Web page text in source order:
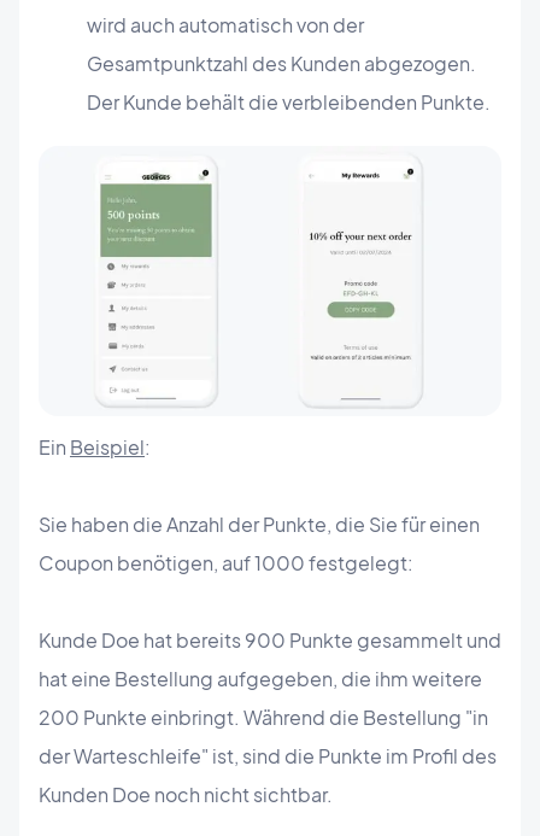
wird auch automatisch von der
Gesamtpunktzahl des Kunden abgezogen.
Der Kunde behält die verbleibenden Punkte.
Ein Beispiel:
Sie haben die Anzahl der Punkte, die Sie für einen
Coupon benötigen, auf 1000 festgelegt:
Kunde Doe hat bereits 900 Punkte gesammelt und
hat eine Bestellung aufgegeben, die ihm weitere
200 Punkte einbringt. Während die Bestellung "in
der Warteschleife" ist, sind die Punkte im Profil des
Kunden Doe noch nicht sichtbar.